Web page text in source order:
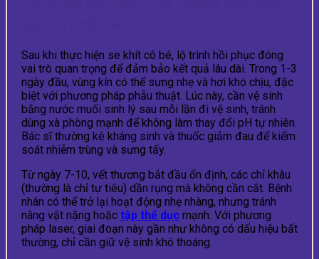
Sau khi thực hiện se khít cô bé, lộ trình hồi phục đóng
vai trò quan trọng để đảm bảo kết quả lâu dài. Trong 1-3
ngày đầu, vùng kín có thể sưng nhẹ và hơi khó chịu, đặc
biệt với phương pháp phẫu thuật. Lúc này, cần vệ sinh
bằng nước muối sinh lý sau mỗi lần đi vệ sinh, tránh
dùng xà phòng mạnh để không làm thay đổi pH tự nhiên.
Bác sĩ thường kê kháng sinh và thuốc giảm đau để kiểm
soát nhiễm trùng và sưng tấy.
Từ ngày 7-10, vết thương bắt đầu ổn định, các chỉ khâu
(thường là chỉ tự tiêu) dần rụng mà không cần cắt. Bệnh
nhân có thể trở lại hoạt động nhẹ nhàng, nhưng tránh
nâng vật nặng hoặc tập thể dục mạnh. Với phương
pháp laser, giai đoạn này gần như không có dấu hiệu bất
thường, chỉ cần giữ vệ sinh khô thoáng.